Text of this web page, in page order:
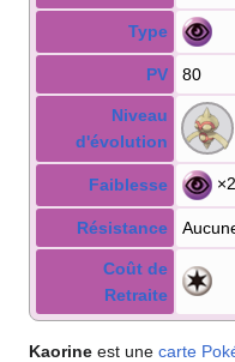
Type
PV 80
Niveau
d'évolution
Faiblesse ×2
Résistance
Coût de
Retraite
Kaorine est une carte